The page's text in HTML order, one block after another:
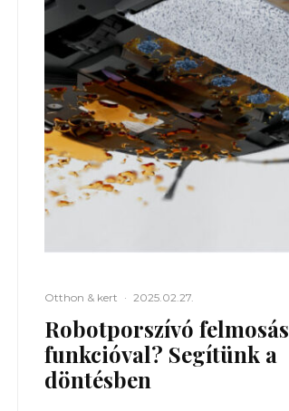
Otthon & kert · 2025.02.27.
Robotporszívó felmosás
funkcióval? Segítünk a
döntésben